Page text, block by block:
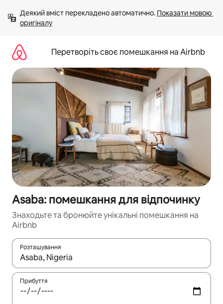
вмісту
Деякий вміст перекладено автоматично. Показати мовою
оригіналу
Перетворіть своє помешкання на Airbnb
Asaba: помешкання для відпочинку
Знаходьте та бронюйте унікальні помешкання на
Airbnb
Розташування
Отримавши результати пошуку, використовуйте для
Прибуття